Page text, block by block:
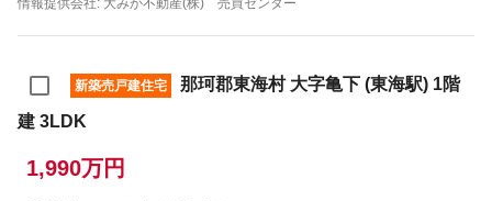
情報提供会社: 大みか不動産(株) 売買センター
新築売戸建住宅
那珂郡東海村 大字亀下 (東海駅) 1階
建 3LDK
1,990万円